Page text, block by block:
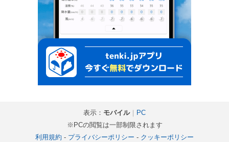
表示： モバイル｜ PC
※PCの閲覧は一部制限されます
利用規約 - プライバシーポリシー - クッキーポリシー